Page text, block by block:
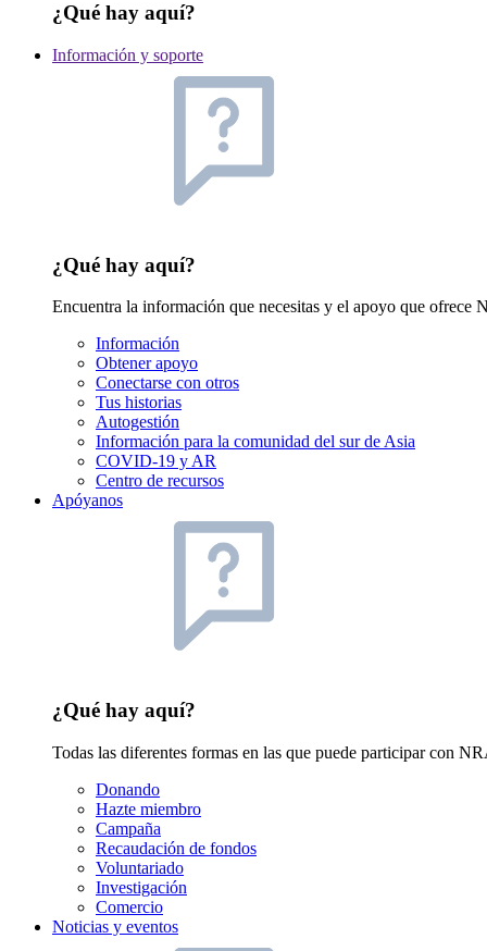
¿Qué hay aquí?
Información y soporte
¿Qué hay aquí?
Encuentra la información que necesitas y el apoyo que ofrece
Información
Obtener apoyo
Conectarse con otros
Tus historias
Autogestión
Información para la comunidad del sur de Asia
COVID-19 y AR
Centro de recursos
Apóyanos
¿Qué hay aquí?
Todas las diferentes formas en las que puede participar con
Donando
Hazte miembro
Campaña
Recaudación de fondos
Voluntariado
Investigación
Comercio
Noticias y eventos